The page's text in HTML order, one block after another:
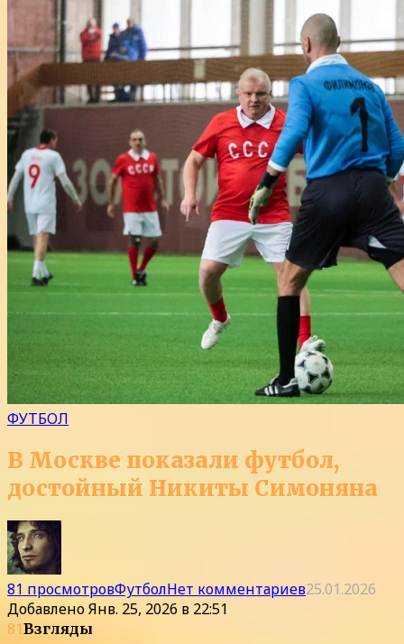
ФУТБОЛ
В Москве показали футбол,
достойный Никиты Симоняна
81 просмотровФутболНет комментариев25.01.2026
ДобавленоЯнв. 25, 2026 в 22:51
81Взгляды